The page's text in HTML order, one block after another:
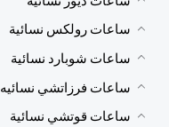
ساعات رولكس نسائية
ساعات شوبارد نسائية
ساعات فرزاتشي نسائيه
ساعات قوتشي نسائية